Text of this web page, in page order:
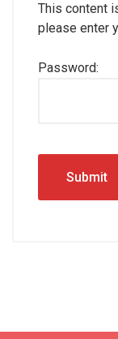
This content
please enter
Password: